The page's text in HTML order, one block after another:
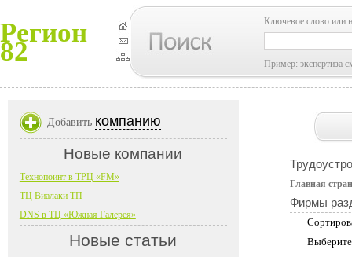
Регион
82
Ключевое слово или
Пример: экспертиза
Главная
Фирмы
Добавить компанию
Новые компании
Технопоинт в ТРЦ «FM»
ТЦ Виалаки ТП
DNS в ТЦ «Южная Галерея»
Новые статьи